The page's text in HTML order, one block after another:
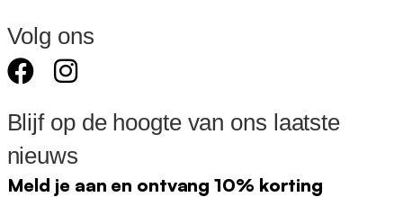
Volg ons
Blijf op de hoogte van ons laatste
nieuws
Meld je aan en ontvang 10% korting